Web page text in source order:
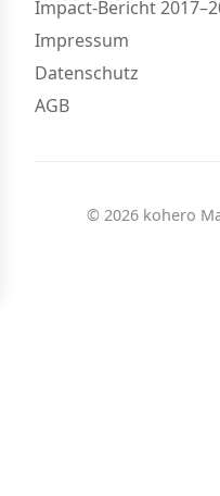
Impact-Bericht
Impressum
Datenschutz
AGB
© 2026 kohero